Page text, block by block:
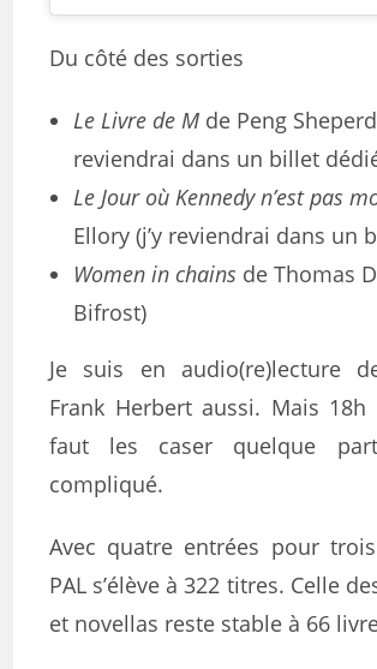
Du côté des sorties
Le Livre de M de Peng Sheperd
reviendrai dans un billet
Le Jour où Kennedy n’est pas
Ellory (j’y reviendrai dans un
Women in chains de Thomas
Bifrost)
Je suis en audio(re)lecture
Frank Herbert aussi. Mais 18h
faut les caser quelque
compliqué.
Avec quatre entrées pour
PAL s’élève à 322 titres. Celle
et novellas reste stable à 66